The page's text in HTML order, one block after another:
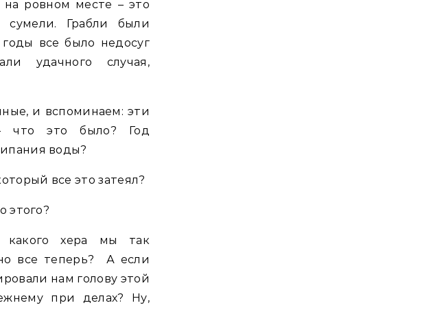
ровном месте – это
Грабли были
все было недосуг
удачного случая,
и вспоминаем: эти
что это было? Год
воды?
все это затеял?
этого?
какого хера мы так
все теперь? А если
нам голову этой
при делах? Ну,